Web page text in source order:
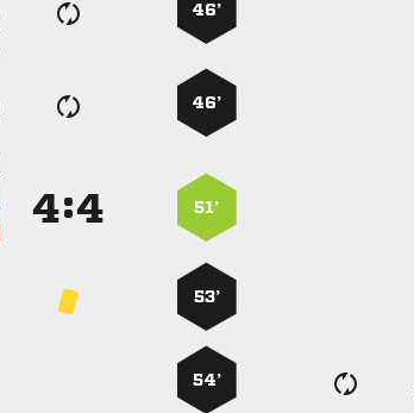
46’
46’
: 51’
53’
54’